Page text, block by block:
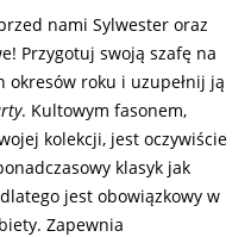
nami Sylwester oraz
Przygotuj swoją szafę na
roku i uzupełnij ją
. Kultowym fasonem,
kolekcji, jest oczywiście
klasyk jak
jest obowiązkowy w
Zapewnia